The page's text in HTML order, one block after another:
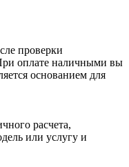
проверки
оплате наличными вы
основанием для
расчета,
или услугу и